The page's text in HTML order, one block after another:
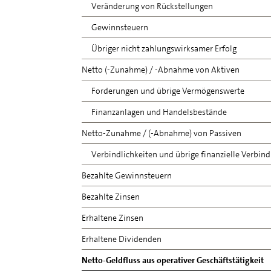
Veränderung von Rückstellungen
Gewinnsteuern
Übriger nicht zahlungswirksamer Erfolg
Netto (-Zunahme) / -Abnahme von Aktiven
Forderungen und übrige Vermögenswerte
Finanzanlagen und Handelsbestände
Netto-Zunahme / (-Abnahme) von Passiven
Verbindlichkeiten und übrige finanzielle
Bezahlte Gewinnsteuern
Bezahlte Zinsen
Erhaltene Zinsen
Erhaltene Dividenden
Netto-Geldfluss aus operativer Geschäftstätigkeit